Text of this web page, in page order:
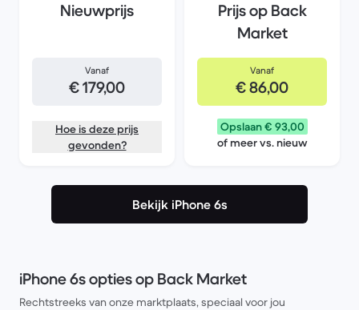
Nieuwprijs
Vanaf
€ 179,00
Hoe is deze prijs
gevonden?
Prijs op Back
Market
Vanaf
€ 86,00
Opslaan € 93,00
of meer vs. nieuw
Bekijk iPhone 6s
iPhone 6s opties op Back Market
Rechtstreeks van onze marktplaats, speciaal voor jou